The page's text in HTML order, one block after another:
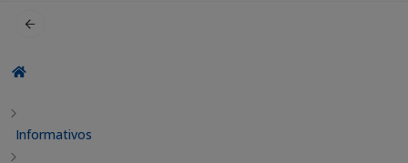
Informativos